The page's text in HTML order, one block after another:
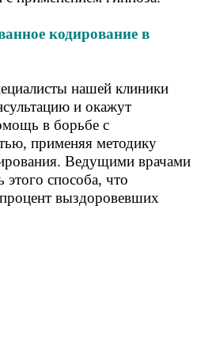
кодирование в
нашей клиники
и окажут
в борьбе с
применяя методику
Ведущими врачами
этого способа, что
выздоровевших